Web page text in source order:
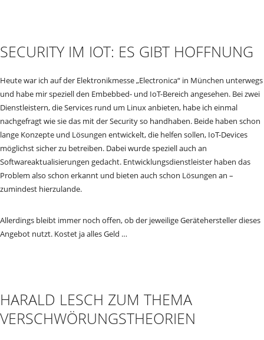
SECURITY IM IOT: ES GIBT HOFFNUNG
Heute war ich auf der Elektronikmesse „Electronica“ in München unterwegs
und habe mir speziell den Embebbed- und IoT-Bereich angesehen. Bei zwei
Dienstleistern, die Services rund um Linux anbieten, habe ich einmal
nachgefragt wie sie das mit der Security so handhaben. Beide haben schon
lange Konzepte und Lösungen entwickelt, die helfen sollen, IoT-Devices
möglichst sicher zu betreiben. Dabei wurde speziell auch an
Softwareaktualisierungen gedacht. Entwicklungsdienstleister haben das
Problem also schon erkannt und bieten auch schon Lösungen an –
zumindest hierzulande.
Allerdings bleibt immer noch offen, ob der jeweilige Gerätehersteller dieses
Angebot nutzt. Kostet ja alles Geld …
HARALD LESCH ZUM THEMA
VERSCHWÖRUNGSTHEORIEN